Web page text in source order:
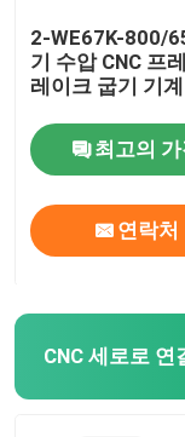
기계를 형성하
유압 깎는 기계
샷 가공 기계
레이저 커팅 머
막대기 교정기
2-WE67K-800/
기 수압 CNC 프
레이크 굽기 기계
최고의 가
연락처
CNC 세로로